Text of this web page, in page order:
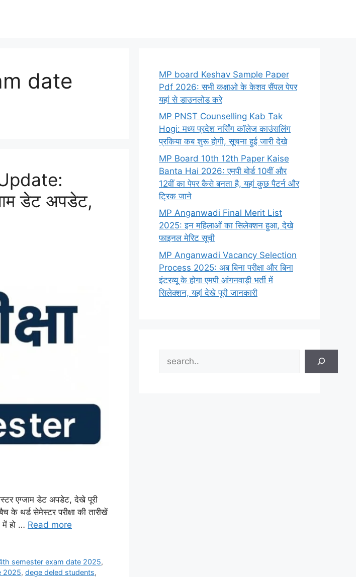
date
डेट अपडेट,
एग्जाम डेट अपडेट, देखे पूरी
थर्ड सेमेस्टर परीक्षा की तारीखें
में हो … Read more
semester exam date 2025,
2025, dege deled students,
MP board Keshav Sample Paper
Pdf 2026: सभी कक्षाओ के केशव सैंपल पेपर
यहां से डाउनलोड करे
MP PNST Counselling Kab Tak
Hogi: मध्य प्रदेश नर्सिंग कॉलेज काउंसलिंग
प्रकिया कब शुरू होगी, सूचना हुई जारी देखे
MP Board 10th 12th Paper Kaise
Banta Hai 2026: एमपी बोर्ड 10वीं और
12वीं का पेपर कैसे बनता है, यहां कुछ पैटर्न और
ट्रिक जाने
MP Anganwadi Final Merit List
2025: इन महिलाओं का सिलेक्शन हुआ, देखे
फाइनल मेरिट सूची
MP Anganwadi Vacancy Selection
Process 2025: अब बिना परीक्षा और बिना
इंटरव्यू के होगा एमपी आंगनवाड़ी भर्ती में
सिलेक्शन, यहां देखे पूरी जानकारी